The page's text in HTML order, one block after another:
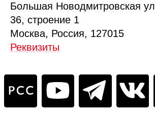
Большая Новодмитровская ул
36, строение 1
Москва, Россия, 127015
Реквизиты